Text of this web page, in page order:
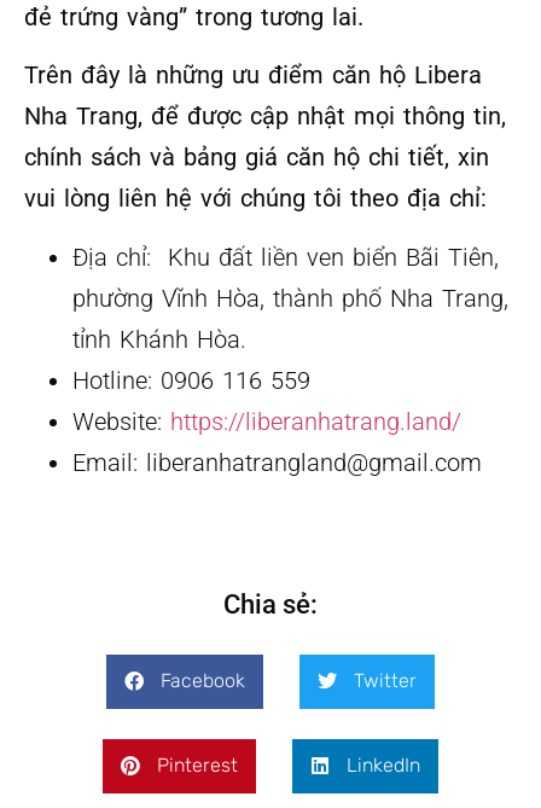
đẻ trứng vàng” trong tương lai.
Trên đây là những ưu điểm căn hộ Libera
Nha Trang, để được cập nhật mọi thông tin,
chính sách và bảng giá căn hộ chi tiết, xin
vui lòng liên hệ với chúng tôi theo địa chỉ:
Địa chỉ: Khu đất liền ven biển Bãi Tiên,
phường Vĩnh Hòa, thành phố Nha Trang,
tỉnh Khánh Hòa.
Hotline: 0906 116 559
Website: https://liberanhatrang.land/
Email: liberanhatrangland@gmail.com
Chia sẻ:
Facebook Twitter
Pinterest LinkedIn